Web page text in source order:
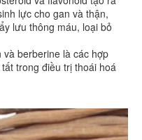
lực cho gan và thận,
lưu thông máu, loại bỏ
và berberine là các hợp
trong điều trị thoái hoá